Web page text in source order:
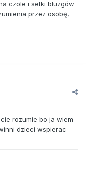
czole i setki bluzgów
przez osobę,
rozumie bo ja wiem
dzieci wspierac